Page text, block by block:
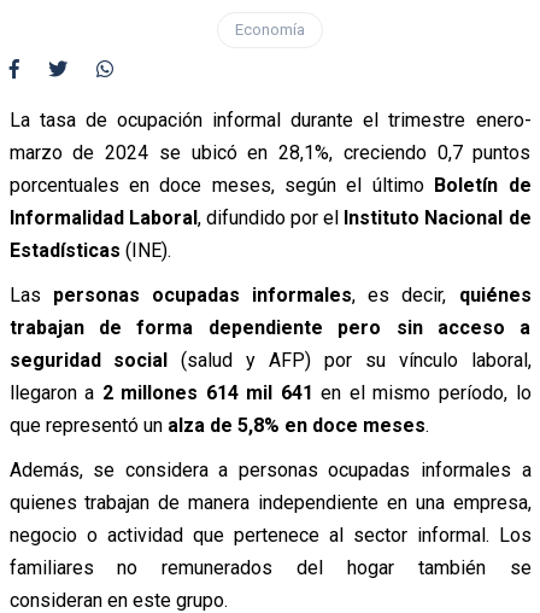
Economía
La tasa de ocupación informal durante el trimestre enero-
marzo de 2024 se ubicó en 28,1%, creciendo 0,7 puntos
porcentuales en doce meses, según el último Boletín de
Informalidad Laboral, difundido por el Instituto Nacional de
Estadísticas (INE).
Las personas ocupadas informales, es decir, quiénes
trabajan de forma dependiente pero sin acceso a
seguridad social (salud y AFP) por su vínculo laboral,
llegaron a 2 millones 614 mil 641 en el mismo período, lo
que representó un alza de 5,8% en doce meses.
Además, se considera a personas ocupadas informales a
quienes trabajan de manera independiente en una empresa,
negocio o actividad que pertenece al sector informal. Los
familiares no remunerados del hogar también se
consideran en este grupo.